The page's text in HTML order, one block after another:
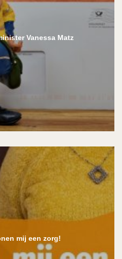
Vanessa Matz
mij een zorg!